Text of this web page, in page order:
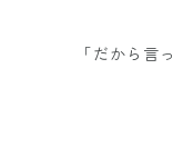
「だから言